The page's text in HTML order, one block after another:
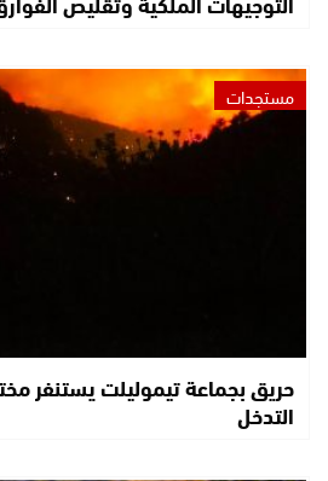
مستجدات
حريق بجماعة تيموليلت يستنفر
التدخل